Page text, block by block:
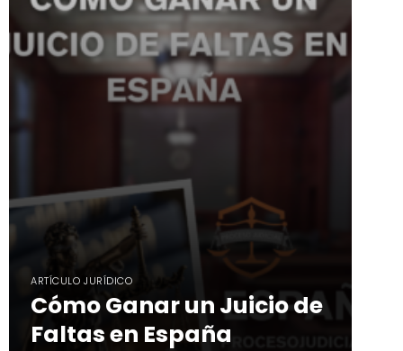
ARTÍCULO JURÍDICO
Cómo Ganar un Juicio de
Faltas en España